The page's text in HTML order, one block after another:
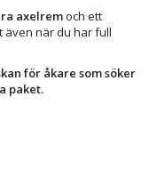
axelremoch ett
även när du har full
för åkare som söker
paket.